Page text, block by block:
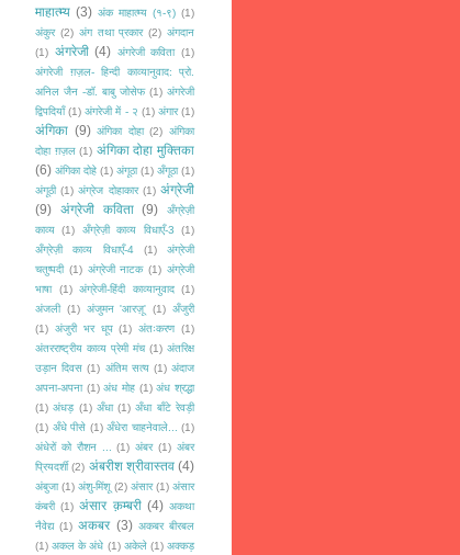
माहात्म्य (3) अंक माहात्म्य (१-९) (1)
अंकुर (2) अंग तथा प्रकार (2) अंगदान
(1) अंगरेजी (4) अंगरेजी कविता (1)
अंगरेजी ग़ज़ल- हिन्दी काव्यानुवाद: प्रो.
अनिल जैन -डॉ. बाबु जोसेफ (1) अंगरेजी
द्विपदियाँ (1) अंगरेजी में - २ (1) अंगार (1)
अंगिका (9) अंगिका दोहा (2) अंगिका
दोहा ग़ज़ल (1) अंगिका दोहा मुक्तिका
(6) अंगिका दोहे (1) अंगूठा (1) अँगूठा (1)
अंगूठी (1) अंग्रेज दोहाकार (1) अंग्रेजी
(9)
अंग्रेजी कविता (9)
अँग्रेज़ी
काव्य (1) अँग्रेज़ी काव्य विधाएँ-3
(1)
अँग्रेज़ी काव्य विधाएँ-4
(1)
अंग्रेजी
चतुष्पदी (1) अंग्रेजी नाटक (1) अंग्रेजी
भाषा
(1) अंग्रेजी-हिंदी काव्यानुवाद (1)
अंजली (1) अंजुमन 'आरज़ू' (1) अँजुरी
(1) अंजुरी भर धूप (1) अंतःकरण (1)
अंतरराष्ट्रीय काव्य प्रेमी मंच (1) अंतरिक्ष
उड़ान दिवस (1) अंतिम सत्य (1) अंदाज
अपना-अपना (1) अंध मोह (1) अंध श्रद्धा
(1) अंधड़ (1) अँधा (1) अँधा बाँटे रेवड़ी
(1) अँधे पीसे (1) अँधेरा चाहनेवाले...
(1)
अंधेरों को रौशन ...
(1) अंबर (1) अंबर
प्रियदर्शी (2) अंबरीश श्रीवास्तव (4)
अंबुजा (1) अंशु-मिंशू (2) अंसार (1) अंसार
कंबरी (1) अंसार क़म्बरी (4) अकथा
नैवेद्य (1) अकबर (3) अकबर बीरबल
(1) अकल के अंधे (1) अकेले (1) अक्कड़